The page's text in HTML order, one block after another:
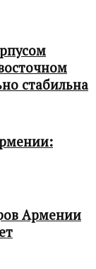
стабильна
Армении